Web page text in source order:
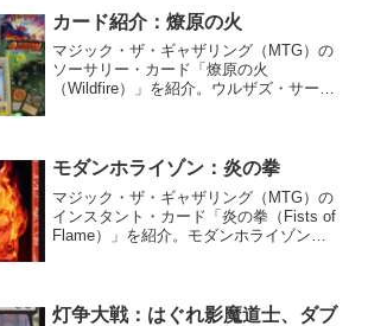
カード紹介：燎原の火
マジック・ザ・ギャザリング（MTG）の
ソーサリー・カード「燎原の火
（Wildfire）」を紹介。ウルザズ・サーガ
モダンホライゾン：炎の拳
マジック・ザ・ギャザリング（MTG）の
インスタント・カード「炎の拳（Fists of
Flame）」を紹介。モダンホライゾンに
灯争大戦：はぐれ影魔道士、ダブ